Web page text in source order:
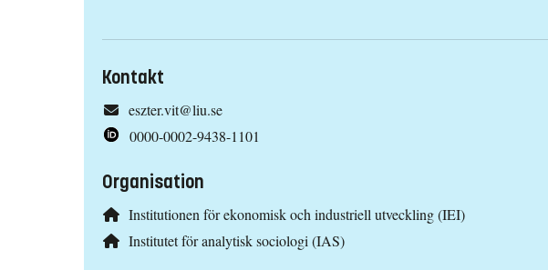
Kontakt
eszter.vit@liu.se
0000-0002-9438-1101
Organisation
Institutionen för ekonomisk och industriell utveckling (IEI)
Institutet för analytisk sociologi (IAS)